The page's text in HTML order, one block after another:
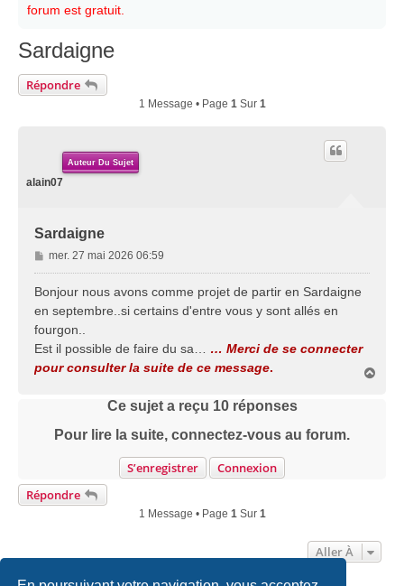
forum est gratuit.
Sardaigne
Répondre
1 Message • Page 1Sur 1
Auteur Du Sujet
alain07
Sardaigne
M
e
a
g
e
mer. 27 mai 2026 06:59
Bonjour nous avons comme projet de partir en Sardaigne
en septembre..si certains d'entre vous y sont allés en
fourgon..
Est il possible de faire du sa…
… Merci de se connecter
pour consulter la suite de ce message.
Ce sujet a reçu 10réponses
Pour lire la suite, connectez-vous au forum.
S’enregistrer
Connexion
Répondre
1 Message • Page 1 Sur 1
Aller À